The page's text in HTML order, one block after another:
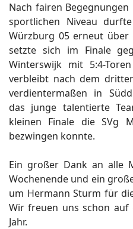
Nach fairen
sportlichen Niveau
Würzburg 05 erneut über
setzte sich im Finale
Winterswijk mit 5:4-
verbleibt nach dem
verdientermaßen in
das junge talentierte
kleinen Finale die SVg
bezwingen konnte.
Ein großer Dank an alle
Wochenende und ein
um Hermann Sturm für
Wir freuen uns schon auf
Jahr.